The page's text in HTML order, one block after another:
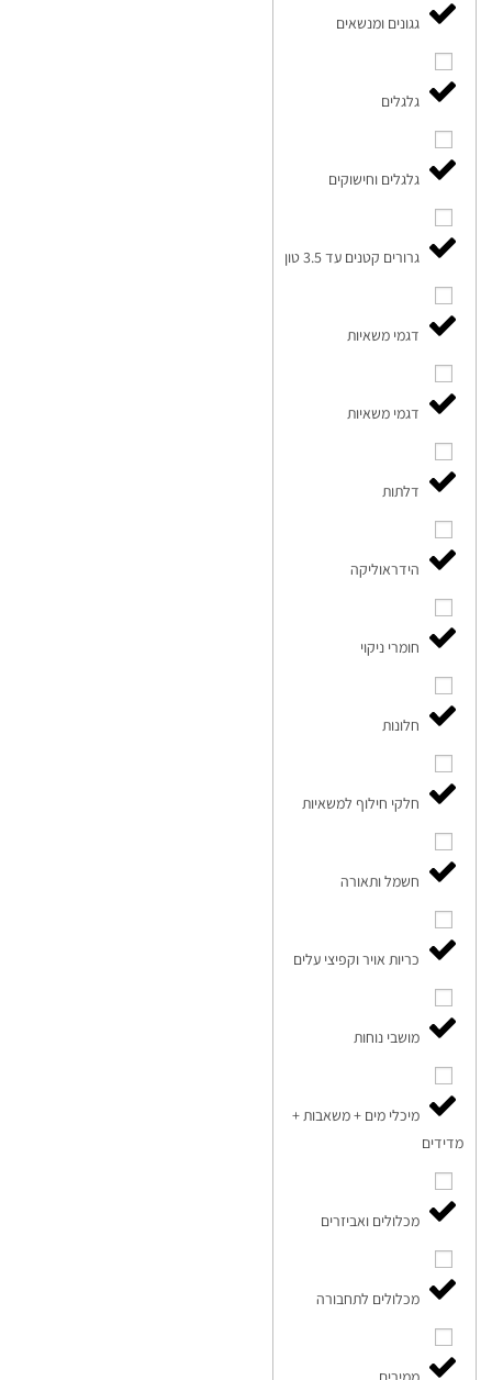
גגונים ומנשאים
גלגלים
גלגלים וחישוקים
גרורים קטנים עד 3.5 טון
דגמי משאיות
דגמי משאיות
דלתות
הידראוליקה
חומרי ניקוי
חלונות
חלקי חילוף למשאיות
חשמל ותאורה
כריות אויר וקפיצי עלים
מושבי נוחות
מיכלי מים + משאבות +
מדידים
מכלולים ואביזרים
מכלולים לתחבורה